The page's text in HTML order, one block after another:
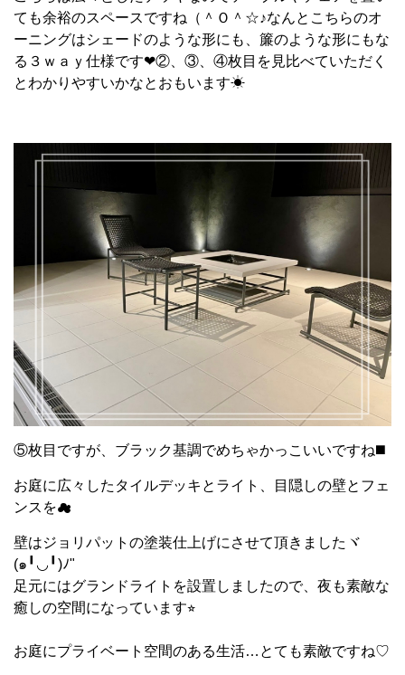
ても余裕のスペースですね（＾Ｏ＾☆♪なんとこちらのオ
ーニングはシェードのような形にも、簾のような形にもな
る３ｗａｙ仕様です❤︎②、③、④枚目を見比べていただく
とわかりやすいかなとおもいます☀︎
⑤枚目ですが、ブラック基調でめちゃかっこいいですね◼️
お庭に広々したタイルデッキとライト、目隠しの壁とフェ
ンスを☁︎
壁はジョリパットの塗装仕上げにさせて頂きましたヾ
(๑╹◡╹)ﾉ"
足元にはグランドライトを設置しましたので、夜も素敵な
癒しの空間になっています⭐︎
お庭にプライベート空間のある生活…とても素敵ですね♡